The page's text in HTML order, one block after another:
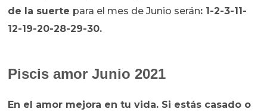
de la suerte para el mes de Junio serán: 1-2-3-11-
12-19-20-28-29-30.
Piscis amor Junio 2021
En el amor mejora en tu vida. Si estás casado o